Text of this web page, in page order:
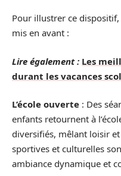
Pour illustrer ce
mis en avant :
Lire également : Les
durant les vacances
L’école ouverte : Des
enfants retournent à
diversifiés, mêlant loisir
sportives et culturelles
ambiance dynamique et